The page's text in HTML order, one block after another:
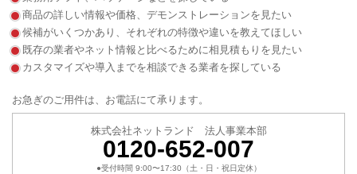
商品の詳しい情報や価格、デモンストレーションを見たい
候補がいくつかあり、それぞれの特徴や違いを教えてほしい
既存の業者やネット情報と比べるために相見積もりを見たい
カスタマイズや導入までを相談できる業者を探している
お急ぎのご用件は、お電話にて承ります。
株式会社ネットランド 法人事業本部
0120-652-007
●受付時間 9:00〜17:30（土・日・祝日定休）